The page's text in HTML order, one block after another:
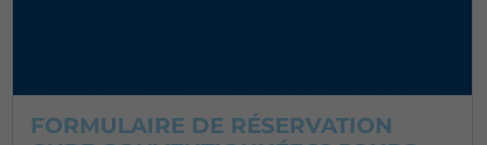
FORMULAIRE DE RÉSERVATION